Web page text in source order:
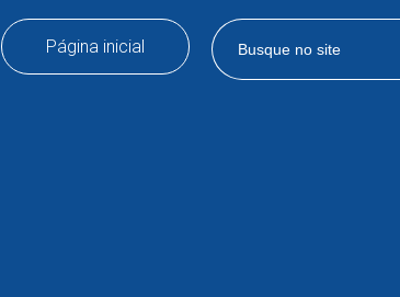
Página inicial